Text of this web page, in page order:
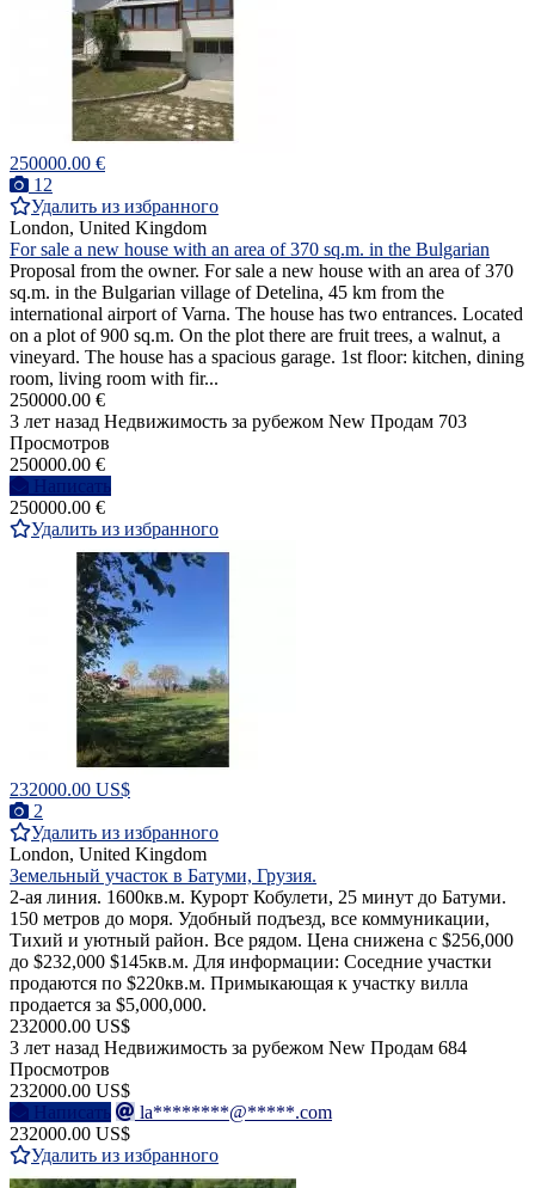
250000.00 €
12
Удалить из избранного
London, United Kingdom
For sale a new house with an area of 370 sq.m. in the Bulgarian
Proposal from the owner. For sale a new house with an area of 370
sq.m. in the Bulgarian village of Detelina, 45 km from the
international airport of Varna. The house has two entrances. Located
on a plot of 900 sq.m. On the plot there are fruit trees, a walnut, a
vineyard. The house has a spacious garage. 1st floor: kitchen, dining
room, living room with fir...
250000.00 €
3 лет назад Недвижимость за рубежом New Продам 703
Просмотров
250000.00 €
Написать
250000.00 €
Удалить из избранного
232000.00 US$
2
Удалить из избранного
London, United Kingdom
Земельный участок в Батуми, Грузия.
2-ая линия. 1600кв.м. Курорт Кобулети, 25 минут до Батуми.
150 метров до моря. Удобный подъезд, все коммуникации,
Тихий и уютный район. Все рядом. Цена снижена с $256,000
до $232,000 $145кв.м. Для информации: Соседние участки
продаются по $220кв.м. Примыкающая к участку вилла
продается за $5,000,000.
232000.00 US$
3 лет назад Недвижимость за рубежом New Продам 684
Просмотров
232000.00 US$
Написать
la********@*****.com
232000.00 US$
Удалить из избранного